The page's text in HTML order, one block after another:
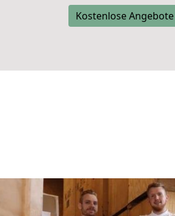
Kostenlose